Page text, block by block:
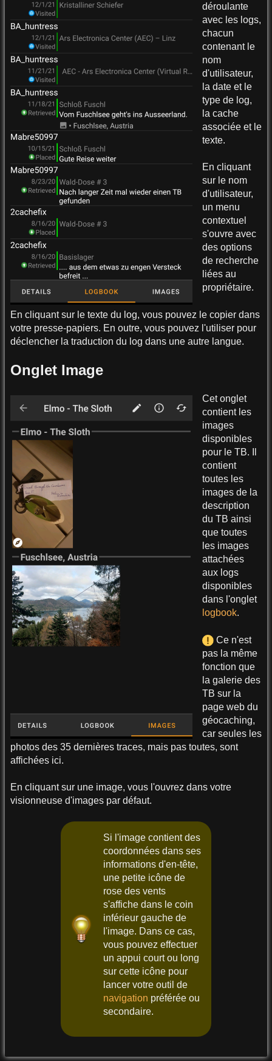
déroulante
avec les logs,
chacun
contenant le
nom
d'utilisateur,
la date et le
type de log,
la cache
associée et le
texte.
En cliquant
sur le nom
d'utilisateur,
un menu
contextuel
s'ouvre avec
des options
de recherche
liées au
propriétaire.
En cliquant sur le texte du log, vous pouvez le copier dans
votre presse-papiers. En outre, vous pouvez l'utiliser pour
déclencher la traduction du log dans une autre langue.
Onglet Image
Cet onglet
contient les
images
disponibles
pour le TB. Il
contient
toutes les
images de la
description
du TB ainsi
que toutes
les images
attachées
aux logs
disponibles
dans l'onglet
logbook.
Ce n'est
pas la même
fonction que
la galerie des
TB sur la
page web du
géocaching,
car seules les
photos des 35 dernières traces, mais pas toutes, sont
affichées ici.
En cliquant sur une image, vous l'ouvrez dans votre
visionneuse d'images par défaut.
Si l'image contient des
coordonnées dans ses
informations d'en-tête,
une petite icône de
rose des vents
s'affiche dans le coin
inférieur gauche de
l'image. Dans ce cas,
vous pouvez effectuer
un appui court ou long
sur cette icône pour
lancer votre outil de
navigation préférée ou
secondaire.